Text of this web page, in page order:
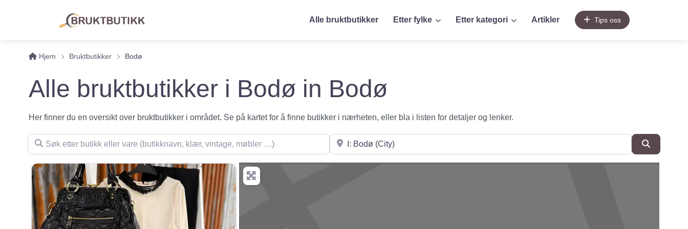
Alle bruktbutikker Etter fylke Etter kategori Artikler Tips oss
Hjem Bruktbutikker Bodø
Alle bruktbutikker i Bodø in Bodø
Her finner du en oversikt over bruktbutikker i området. Se på kartet for å finne butikker i nærheten, eller bla i listen for detaljer og lenker.
Søk etter butikk eller vare (butikknavn, klær, vintage, møbler …) Søk i nærheten